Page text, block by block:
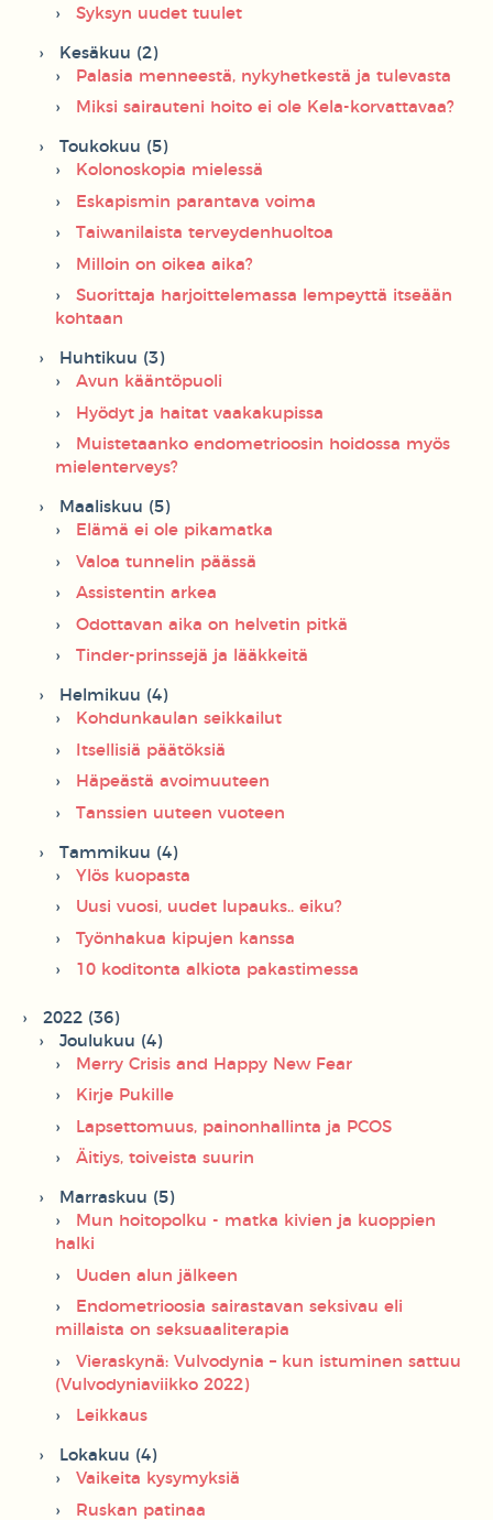
Syksyn uudet tuulet
Kesäkuu (2)
Palasia menneestä, nykyhetkestä ja tulevasta
Miksi sairauteni hoito ei ole Kela-korvattavaa?
Toukokuu (5)
Kolonoskopia mielessä
Eskapismin parantava voima
Taiwanilaista terveydenhuoltoa
Milloin on oikea aika?
Suorittaja harjoittelemassa lempeyttä itseään
kohtaan
Huhtikuu (3)
Avun kääntöpuoli
Hyödyt ja haitat vaakakupissa
Muistetaanko endometrioosin hoidossa myös
mielenterveys?
Maaliskuu (5)
Elämä ei ole pikamatka
Valoa tunnelin päässä
Assistentin arkea
Odottavan aika on helvetin pitkä
Tinder-prinssejä ja lääkkeitä
Helmikuu (4)
Kohdunkaulan seikkailut
Itsellisiä päätöksiä
Häpeästä avoimuuteen
Tanssien uuteen vuoteen
Tammikuu (4)
Ylös kuopasta
Uusi vuosi, uudet lupauks.. eiku?
Työnhakua kipujen kanssa
10 koditonta alkiota pakastimessa
2022 (36)
Joulukuu (4)
Merry Crisis and Happy New Fear
Kirje Pukille
Lapsettomuus, painonhallinta ja PCOS
Äitiys, toiveista suurin
Marraskuu (5)
Mun hoitopolku - matka kivien ja kuoppien
halki
Uuden alun jälkeen
Endometrioosia sairastavan seksivau eli
millaista on seksuaaliterapia
Vieraskynä: Vulvodynia – kun istuminen sattuu
(Vulvodyniaviikko 2022)
Leikkaus
Lokakuu (4)
Vaikeita kysymyksiä
Ruskan patinaa